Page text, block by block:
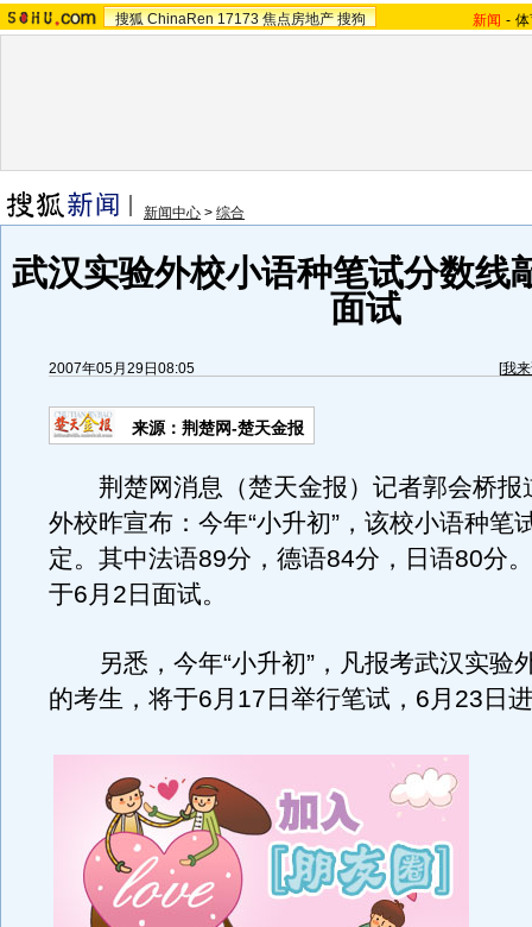
搜狐 ChinaRen 17173 焦点房地产 搜狗 新闻 -
新闻中心 > 综合
武汉实验外校小语种笔试分数线
面试
2007年05月29日08:05 [我
来源：荆楚网-楚天金报
荆楚网消息（楚天金报）记者郭会桥报
外校昨宣布：今年“小升初”，该校小语种笔
定。其中法语89分，德语84分，日语80分
于6月2日面试。
另悉，今年“小升初”，凡报考武汉实验
的考生，将于6月17日举行笔试，6月23日